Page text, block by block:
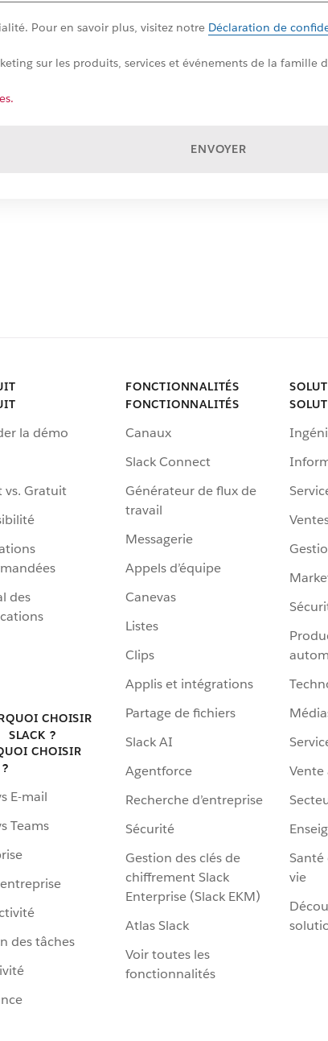
Pour en savoir plus, visitez notre Déclaration de
sur les produits, services et événements de la famille
ENVOYER
la démo
vs. Gratuit
des
CHOISIR
SLACK ?
CHOISIR
E-mail
Teams
des tâches
FONCTIONNALITÉS
FONCTIONNALITÉS
Canaux
Slack Connect
Générateur de flux de
travail
Messagerie
Appels d’équipe
Canevas
Listes
Clips
Applis et intégrations
Partage de fichiers
Slack AI
Agentforce
Recherche d’entreprise
Sécurité
Gestion des clés de
chiffrement Slack
Enterprise (Slack EKM)
Atlas Slack
Voir toutes les
fonctionnalités
Vente
Santé
vie